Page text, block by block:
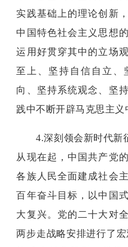
实践基础上的理论创新
中国特色社会主义思想
运用好贯穿其中的立场
至上、坚持自信自立、
向、坚持系统观念、坚
践中不断开辟马克思主义
4.深刻领会新时代新征
从现在起，中国共产党
各族人民全面建成社会
百年奋斗目标，以中国
大复兴。党的二十大对
两步走战略安排进行了